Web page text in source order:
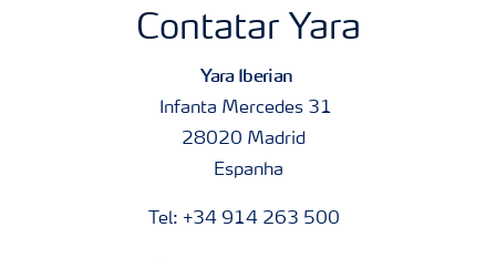
Contatar Yara
Yara Iberian
Infanta Mercedes 31
28020 Madrid
Espanha
Tel: +34 914 263 500